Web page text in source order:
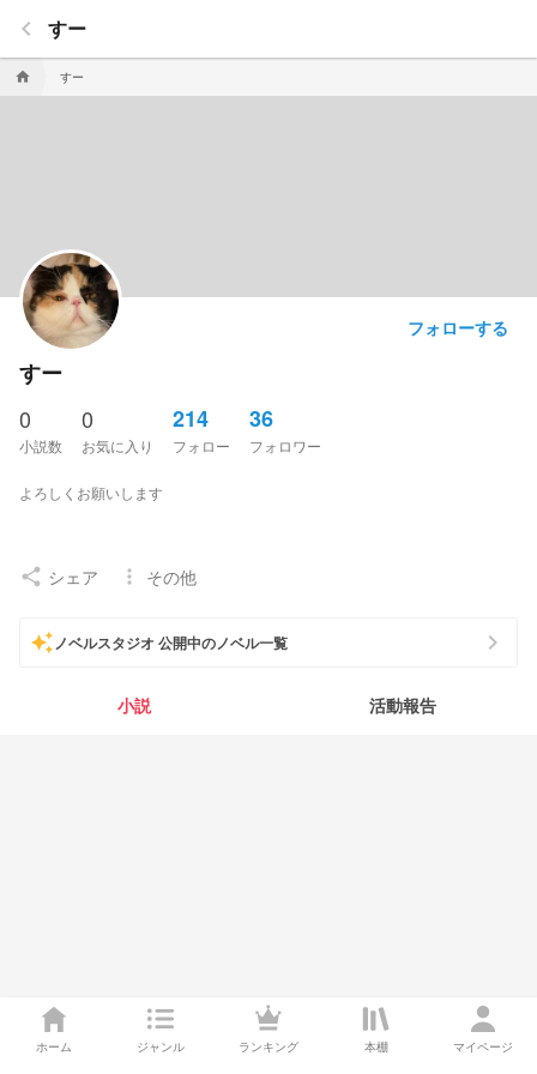
ホーム ジャンル ランキング 本棚 マイページ
home すー
keyboard_arrow_left すー
フォローする
すー
0
小説数
0
お気に入り
214
フォロー
36
フォロワー
よろしくお願いします
share シェア more_vert その他
auto_awesomeノベルスタジオ 公開中のノベル一覧 chevron_right
小説 活動報告